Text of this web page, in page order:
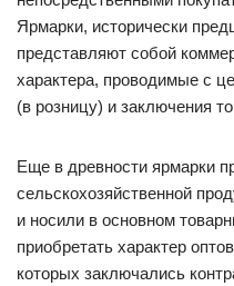
Ярмарки, исторически
представляют собой
характера, проводимые с
(в розницу) и заключения
Еще в древности ярмарки
сельскохозяйственной
и носили в основном
приобретать характер
которых заключались